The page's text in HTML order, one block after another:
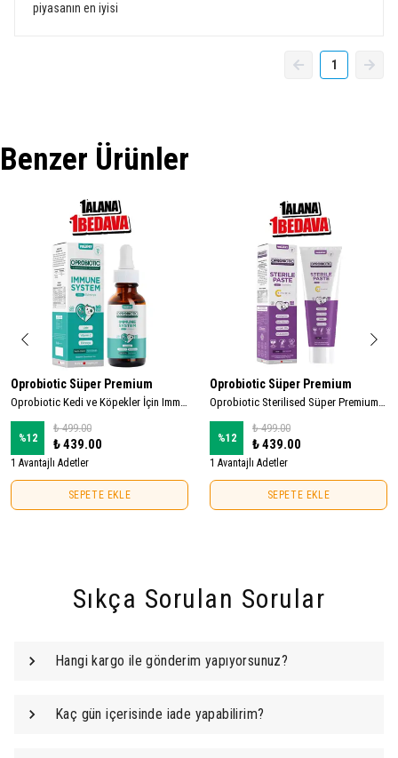
piyasanın en iyisi
1
Benzer Ürünler
Oprobiotic Süper Premium
Oprobiotic Kedi ve Köpekler İçin Immune System Bağışıklık Damlası 50ml (KEDİ KÖPEK BAĞIŞIKLIK DESTEKLEYİCİ)
%12
₺ 499.00
₺ 439.00
1 Avantajlı Adetler
SEPETE EKLE
Oprobiotic Süper Premium
Oprobiotic Sterilised Süper Premium Malt ve Vitamin Macun 100gr (KISIR KEDİ MALT & VİTAMİN)
%12
₺ 499.00
₺ 439.00
1 Avantajlı Adetler
SEPETE EKLE
Sıkça Sorulan Sorular
Hangi kargo ile gönderim yapıyorsunuz?
Kaç gün içerisinde iade yapabilirim?